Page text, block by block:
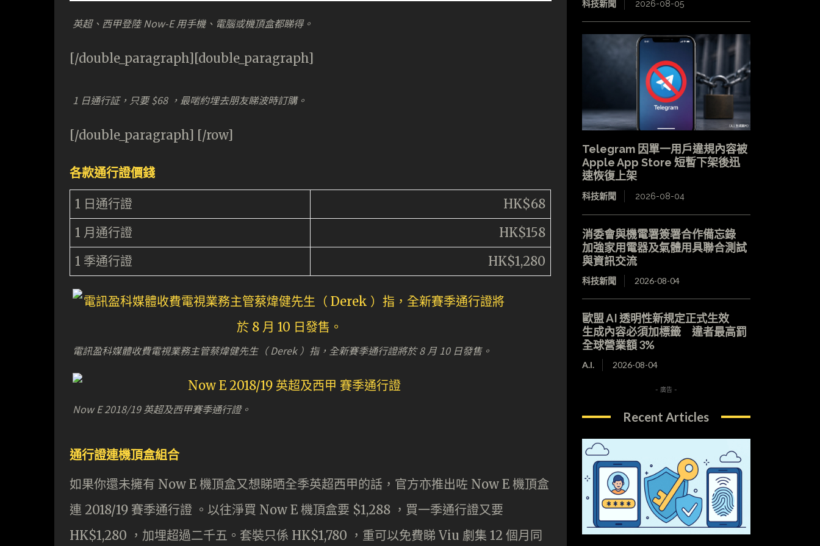
英超、西甲登陸 Now-E 用手機、電腦或機頂盒都睇得。
[/double_paragraph][double_paragraph]
1 日通行証，只要 $68 ，最啱約埋去朋友睇波時訂購。
[/double_paragraph] [/row]
各款通行證價錢
1 日通行證
HK$68
1 月通行證
HK$158
1 季通行證
HK$1,280
電訊盈科媒體收費電視業務主管蔡煒健先生（ Derek ）指，全新賽季通行證將於 8 月 10 日發售。
Now E 2018/19 英超及西甲賽季通行證。
通行證連機頂盒組合
如果你還未擁有 Now E 機頂盒又想睇晒全季英超西甲的話，官方亦推出咗 Now E 機頂盒
連 2018/19 賽季通行證 。以往淨買 Now E 機頂盒要 $1,288 ，買一季通行證又要
HK$1,280 ，加埋超過二千五。套裝只係 HK$1,780 ，重可以免費睇 Viu 劇集 12 個月同
科技新聞 2026-08-05
Telegram 因單一用戶違規內容被
Apple App Store 短暫下架後迅
速恢復上架
科技新聞 2026-08-04
消委會與機電署簽署合作備忘錄
加強家用電器及氣體用具聯合測試
與資訊交流
科技新聞 2026-08-04
歐盟 AI 透明性新規定正式生效
生成內容必須加標籤 違者最高罰
全球營業額 3%
A.I. 2026-08-04
- 廣告 -
Recent Articles